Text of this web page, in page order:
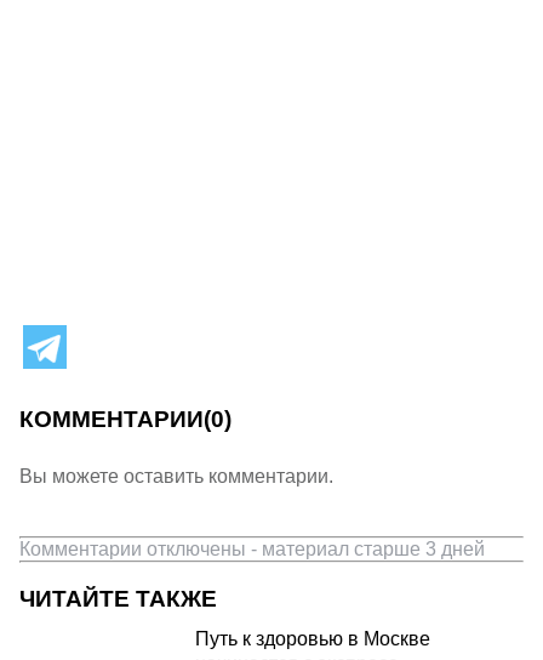
КОММЕНТАРИИ(0)
Вы можете оставить комментарии.
Комментарии отключены - материал старше 3 дней
ЧИТАЙТЕ ТАКЖЕ
Путь к здоровью в Москве